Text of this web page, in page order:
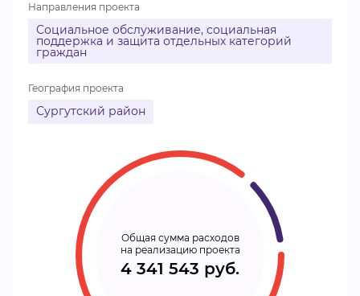
Направления проекта
Социальное обслуживание, социальная
поддержка и защита отдельных категорий
граждан
География проекта
Сургутский район
Общая сумма расходов
на реализацию проекта
4 341 543 руб.